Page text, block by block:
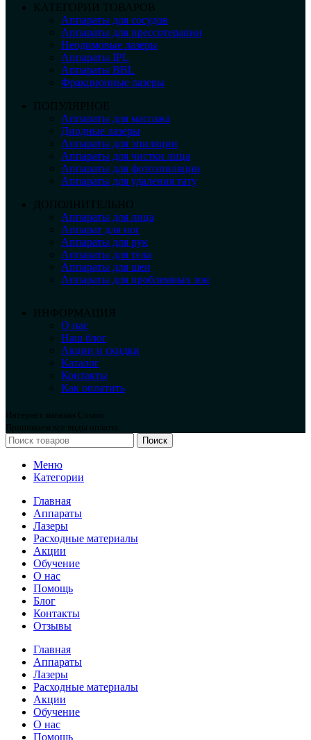
КАТЕГОРИИ ТОВАРОВ
Аппараты для сосудов
Аппараты для прессотерапии
Неодимовые лазеры
Аппараты IPL
Аппараты BBL
Фракционные лазеры
ПОПУЛЯРНОЕ
Аппараты для массажа
Диодные лазеры
Аппараты для эпиляции
Аппараты для чистки лица
Аппараты для фотоэпиляции
Аппараты для удаления тату
ДОПОЛНИТЕЛЬНО
Аппараты для лица
Аппарат для ног
Аппараты для рук
Аппараты для тела
Аппараты для шеи
Аппараты для проблемных зон
ИНФОРМАЦИЯ
О нас
Наш блог
Акции и скидки
Каталог
Контакты
Как оплатить
Интернет магазин Cosmo
Принимаем все виды оплаты.
Поиск
Меню
Категории
Главная
Аппараты
Лазеры
Расходные материалы
Акции
Обучение
О нас
Помощь
Блог
Контакты
Отзывы
Главная
Аппараты
Лазеры
Расходные материалы
Акции
Обучение
О нас
Помощь